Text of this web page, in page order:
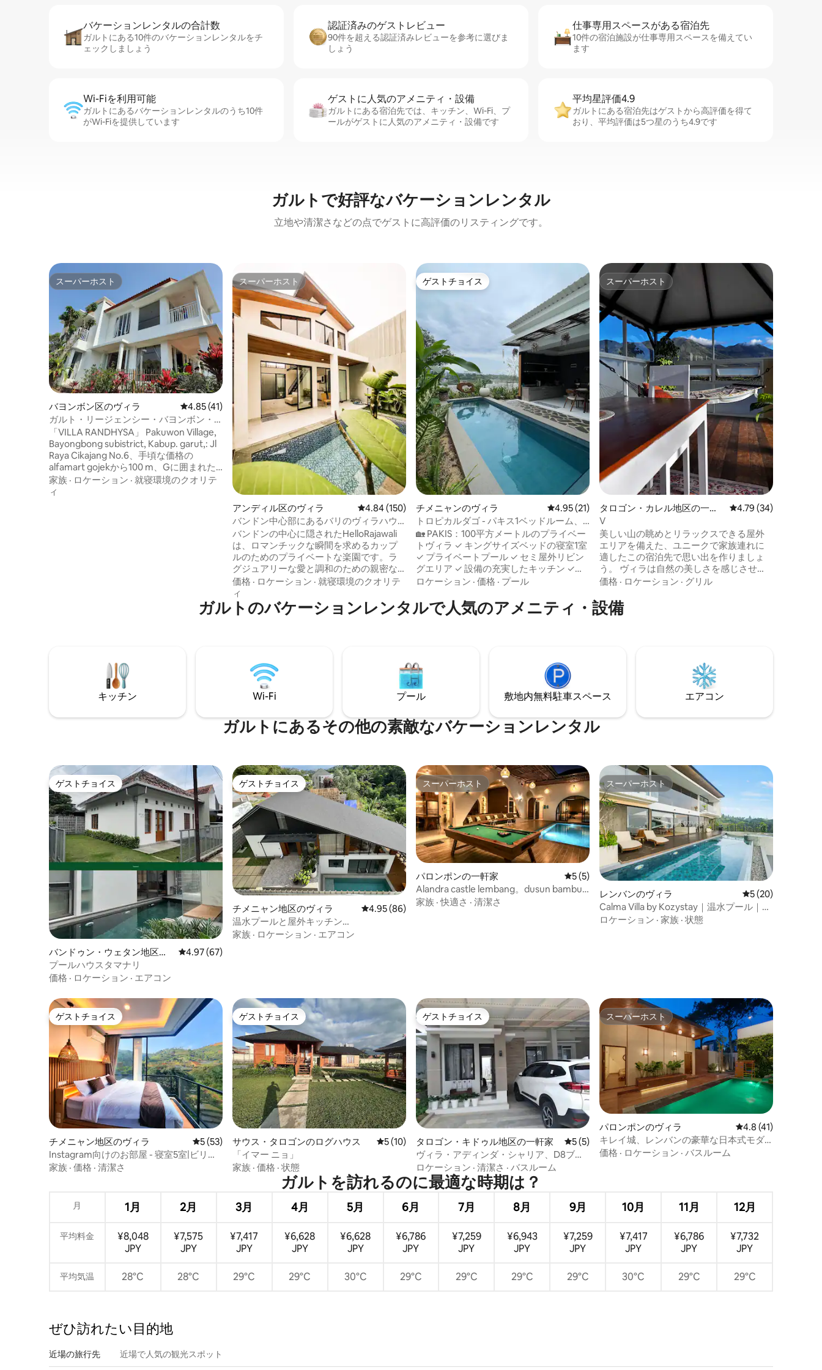
バケーションレ⁠ン⁠タ⁠ル⁠の合⁠計⁠数
ガルトにある10件のバケーションレンタルをチ
ェックしましょう
認証済みのゲ⁠ス⁠ト⁠レ⁠ビ⁠ュ⁠ー
90件を超える認証済みレビューを参考に選びま
しょう
仕事専用ス⁠ペ⁠ー⁠スがあ⁠る宿⁠泊⁠先
10件の宿泊施設が仕事専用スペースを備えてい
ます
Wi-Fiを利⁠用⁠可⁠能
ガルトにあるバケーションレンタルのうち10件
がWi-Fiを提供しています
ゲストに人⁠気⁠のア⁠メ⁠ニ⁠テ⁠ィ・設⁠備
ガルトにある宿泊先では、キッチン、Wi-Fi、プ
ールがゲストに人気のアメニティ・設備です
平均星評価4.9
ガルトにある宿泊先はゲストから高評価を得て
おり、平均評価は5つ星のうち4.9です
ガルトで好評なバケーションレンタル
立地や清潔さなどの点でゲストに高評価のリスティングです。
スーパーホスト
スーパーホスト
バヨンボン区のヴィラ レビュー41件、5つ星中4.85つ星の平均評価
4.85 (41)
ガルト・リージェンシー・バヨンボン・
ヴィラ・ランディサ・ラグジュアリー
「VILLA RANDHYSA」 Pakuwon Village,
Bayongbong subistrict, Kabup. garut,: Jl
Raya Cikajang No.6、手頃な価格の
alfamart gojekから100 m、Gに囲まれた
wisatatエリアにあります。 Papandayan
とクールなG.Cikuraiに面し、アウトバウ
家族 · ロケーション · 就寝環境のクオリテ
ィ
スーパーホスト
スーパーホスト
アンディル区のヴィラ レビュー150件、5つ星中4.84つ星の平均評価
4.84 (150)
バンドン中心部にあるバリのヴィラハウ
ス
バンドンの中心に隠されたHelloRajawali
は、ロマンチックな瞬間を求めるカップ
ルのためのプライベートな楽園です。ラ
グジュアリーな愛と調和のための親密な
逃避を提供します ヴィラはすぐに愛のオ
ーラであなたを抱きしめます オープンリ
ビングルームはロマンチックなムードを
演出します 夕暮れ時には、黄金の光が差
だり、星の下でロマンチックな入浴をし
たり、カクテルを飲みながら椅子に座っ
たり、二人で浮遊する瞬間を楽しんだり
するのに最適です。 💖
価格 · ロケーション · 就寝環境のクオリテ
ィ
ゲストチョイス
ゲストチョイス
チメニャンのヴィラ レビュー21件、5つ星中4.95つ星の平均評価
4.95 (21)
トロピカルダゴ - パキス1ベッドルーム、
キッチンとプール付き
🏡 PAKIS：100平方メートルのプライベー
トヴィラ ✓ キングサイズベッドの寝室1室
✓ プライベートプール ✓ セミ屋外リビン
グエリア ✓ 設備の充実したキッチン ✓
Netflix付きスマートテレビ ✓ 高速Wi-Fi ✓
ーションに最適なPakisは、完全にプライ
ベートな居心地の良いトロピカルな雰囲
人気のアトラクションまでわずか数分で
す。
ロケーション · 価格 · プール
スーパーホスト
スーパーホスト
タロゴン・カレル地区の一軒
家
レビュー34件、5つ
4.79 (34)
V
美しい山の眺めとリラックスできる屋外
エリアを備えた、ユニークで家族連れに
適したこの宿泊先で思い出を作りましょ
う。 ヴィラは自然の美しさを感じさせ
る、家のような暖かさを提供します。
小さくて居心地の良いヴィラは、Garutエ
リアの多くの観光名所に簡単にアクセス
ある場合でも、すべてが近くにありま
価格 · ロケーション · グリル
ガルトのバケーションレンタルで人気のアメニティ・設備
キッチン Wi-Fi プール 敷地内無料駐⁠車ス⁠ペ⁠ー⁠ス エアコン
ガルトにあるその他の素敵なバケーションレンタル
ゲストチョイス
ゲストチョイス
バンドゥン・ウェタン地区の
一軒家
レビュー67件、5つ星中4.97つ星の平均評価
4.97 (67)
プールハウスタマナリ
価格 · ロケーション · エアコン
ゲストチョイス
ゲストチョイス
チメニャン地区のヴィラ レビュー86件、5つ星中4.95つ星の平均評価
4.95 (86)
温水プールと屋外キッチン
@Incognito.Bandung
家族 · ロケーション · エアコン
スーパーホスト
スーパーホスト
パロンポンの一軒家 レビュー5件、5つ星中5つ星の平均評価
5 (5)
Alandra castle lembang。dusun bambu
まで15分。最大16名様まで。
家族 ·快適さ · 清潔さ
スーパーホスト
スーパーホスト
レンバンのヴィラ レビュー20件、5
5 (20)
Calma Villa by Kozystay｜温水プール｜バ
ンドン
ロケーション · 家族 · 状態
ゲストチョイス
ゲストチョイス
チメニャン地区のヴィラ レビュー53件、5つ星中5つ星の平均評価
5 (53)
Instagram向けのお部屋 - 寝室5室|ビリヤ
ード|ジャグジー（オプション）
家族 · 価格 · 清潔さ
ゲストチョイス
ゲストチョイス
サウス・タロゴンのログハウス レビュー10件、5つ星中5つ星の平均評価
5 (10)
「イマー ニョ」
家族 · 価格 · 状態
ゲストチョイス
ゲストチョイス
タロゴン・キドゥル地区の一軒家 レビュー5件、5つ星中5つ星の平均評価
5 (5)
ヴィラ・アディンダ・シャリア、D8ブキ
ット・ガーデニア・リゾート
ロケーション · 清潔さ · バスルーム
スーパーホスト
スーパーホスト
パロンポンのヴィラ レビュー41件、5つ
4.8 (41)
キレイ城、レンバンの豪華な日本式モダ
ンヴィラ
価格 · ロケーション · バスルーム
ガルトを訪⁠れ⁠るの⁠に最⁠適⁠な時⁠期⁠は⁠？
月 1月 2月 3月 4月 5月 6月 7月 8月 9月 10月 11月 12月
平均料金
¥8,048
JPY
¥7,575
JPY
¥7,417
JPY
¥6,628
JPY
¥6,628
JPY
¥6,786
JPY
¥7,259
JPY
¥6,943
JPY
¥7,259
JPY
¥7,417
JPY
¥6,786
JPY
¥7,732
JPY
平均気温 28°C 28°C 29°C 29°C 30°C 29°C 29°C 29°C 29°C 30°C 29°C 29°C
ぜひ訪⁠れ⁠た⁠い目⁠的⁠地
近場の旅行先 近場で人気の観光スポット